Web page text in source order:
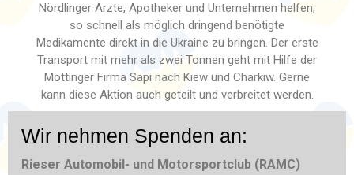
Nördlinger Ärzte, Apotheker und Unternehmen helfen,
so schnell als möglich dringend benötigte
Medikamente direkt in die Ukraine zu bringen. Der erste
Transport mit mehr als zwei Tonnen geht mit Hilfe der
Möttinger Firma Sapi nach Kiew und Charkiw. Gerne
kann diese Aktion auch geteilt und verbreitet werden.
Wir nehmen Spenden an:
Rieser Automobil- und Motorsportclub (RAMC)